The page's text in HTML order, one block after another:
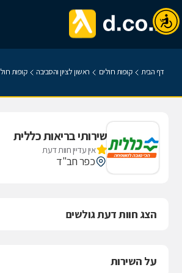
דף הבית קופות חולים ראשון לציון והסביבה קופות
שירותי בריאות כללית
אין עדיין חוות דעת
כפר חב"ד
הצג חוות דעת גולשים
על השירות